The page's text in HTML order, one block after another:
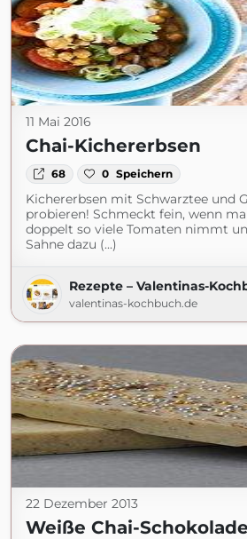
11 Mai 2016
Chai-Kichererbsen
68 0 Speichern
Kichererbsen mit Schwarztee und
probieren! Schmeckt fein, wenn
doppelt so viele Tomaten nimmt
Sahne dazu (...)
Rezepte – Valentinas-
valentinas-kochbuch.de
22 Dezember 2013
Weiße Chai-Schokolade